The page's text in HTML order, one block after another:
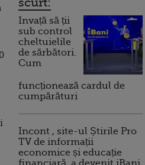
scurt:
Invață să ții
sub control
cheltuielile
de sărbători.
Cum
funcționează cardul de
cumpărături
Incont , site-ul Știrile Pro
TV de informații
economice și educație